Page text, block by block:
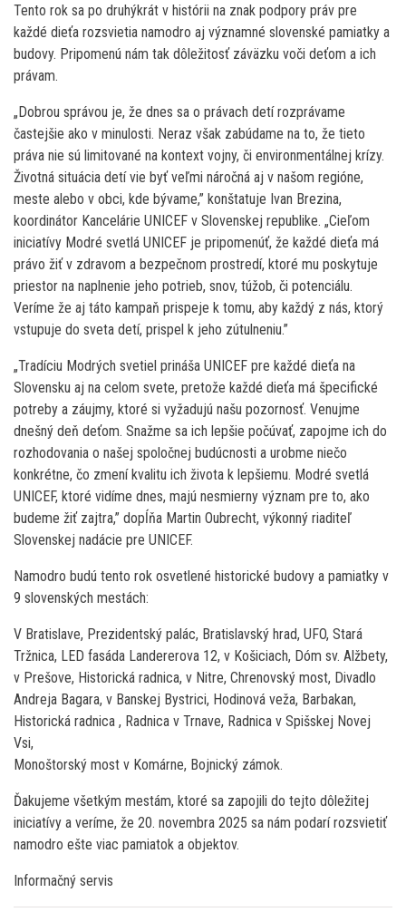
Tento rok sa po druhýkrát v histórii na znak podpory práv pre
každé dieťa rozsvietia namodro aj významné slovenské pamiatky a
budovy. Pripomenú nám tak dôležitosť záväzku voči deťom a ich
právam.
„Dobrou správou je, že dnes sa o právach detí rozprávame
častejšie ako v minulosti. Neraz však zabúdame na to, že tieto
práva nie sú limitované na kontext vojny, či environmentálnej krízy.
Životná situácia detí vie byť veľmi náročná aj v našom regióne,
meste alebo v obci, kde bývame,” konštatuje Ivan Brezina,
koordinátor Kancelárie UNICEF v Slovenskej republike. „Cieľom
iniciatívy Modré svetlá UNICEF je pripomenúť, že každé dieťa má
právo žiť v zdravom a bezpečnom prostredí, ktoré mu poskytuje
priestor na naplnenie jeho potrieb, snov, túžob, či potenciálu.
Veríme že aj táto kampaň prispeje k tomu, aby každý z nás, ktorý
vstupuje do sveta detí, prispel k jeho zútulneniu.”
„Tradíciu Modrých svetiel prináša UNICEF pre každé dieťa na
Slovensku aj na celom svete, pretože každé dieťa má špecifické
potreby a záujmy, ktoré si vyžadujú našu pozornosť. Venujme
dnešný deň deťom. Snažme sa ich lepšie počúvať, zapojme ich do
rozhodovania o našej spoločnej budúcnosti a urobme niečo
konkrétne, čo zmení kvalitu ich života k lepšiemu. Modré svetlá
UNICEF, ktoré vidíme dnes, majú nesmierny význam pre to, ako
budeme žiť zajtra,” dopĺňa Martin Oubrecht, výkonný riaditeľ
Slovenskej nadácie pre UNICEF.
Namodro budú tento rok osvetlené historické budovy a pamiatky v
9 slovenských mestách:
V Bratislave, Prezidentský palác, Bratislavský hrad, UFO, Stará
Tržnica, LED fasáda Landererova 12, v Košiciach, Dóm sv. Alžbety,
v Prešove, Historická radnica, v Nitre, Chrenovský most, Divadlo
Andreja Bagara, v Banskej Bystrici, Hodinová veža, Barbakan,
Historická radnica , Radnica v Trnave, Radnica v Spišskej Novej
Vsi,
Monoštorský most v Komárne, Bojnický zámok.
Ďakujeme všetkým mestám, ktoré sa zapojili do tejto dôležitej
iniciatívy a veríme, že 20. novembra 2025 sa nám podarí rozsvietiť
namodro ešte viac pamiatok a objektov.
Informačný servis